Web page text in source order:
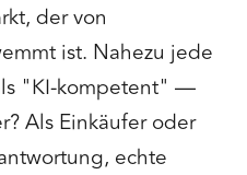
der von
ist. Nahezu jede
"KI-kompetent" —
Als Einkäufer oder
echte